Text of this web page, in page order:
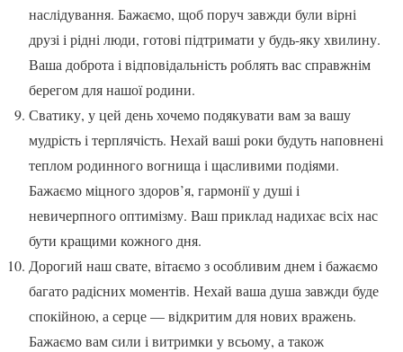
наслідування. Бажаємо, щоб поруч завжди були вірні
друзі і рідні люди, готові підтримати у будь-яку хвилину.
Ваша доброта і відповідальність роблять вас справжнім
берегом для нашої родини.
Сватику, у цей день хочемо подякувати вам за вашу
мудрість і терплячість. Нехай ваші роки будуть наповнені
теплом родинного вогнища і щасливими подіями.
Бажаємо міцного здоров’я, гармонії у душі і
невичерпного оптимізму. Ваш приклад надихає всіх нас
бути кращими кожного дня.
Дорогий наш свате, вітаємо з особливим днем і бажаємо
багато радісних моментів. Нехай ваша душа завжди буде
спокійною, а серце — відкритим для нових вражень.
Бажаємо вам сили і витримки у всьому, а також